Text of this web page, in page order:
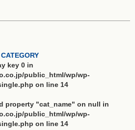
CATEGORY
key 0 in
public_html/wp/wp-
on line 14
property "cat_name" on null in
public_html/wp/wp-
on line 14